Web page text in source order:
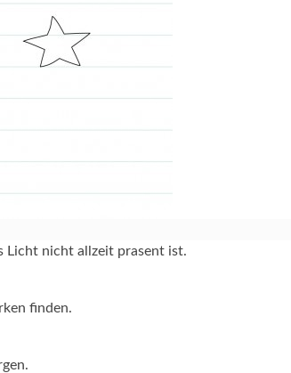
Licht nicht allzeit prasent ist.
finden.